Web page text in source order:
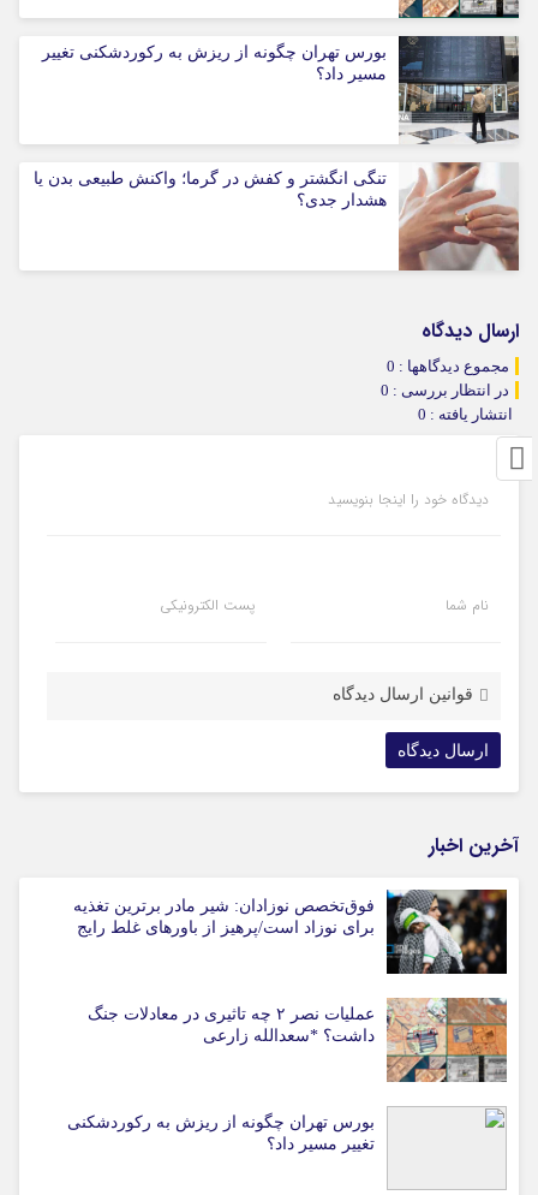
بورس تهران چگونه از ریزش به رکوردشکنی تغییر
مسیر داد؟
تنگی انگشتر و کفش در گرما؛ واکنش طبیعی بدن یا
هشدار جدی؟
ارسال دیدگاه
مجموع دیدگاهها : 0
در انتظار بررسی : 0
انتشار یافته : 0
دیدگاه خود را اینجا بنویسید
نام شما پست الکترونیکی
قوانین ارسال دیدگاه
آخرین اخبار
فوق‌تخصص نوزادان: شیر مادر برترین تغذیه
برای نوزاد است/پرهیز از باورهای غلط رایج
عملیات نصر ۲ چه تاثیری در معادلات جنگ
داشت؟ *سعدالله زارعی
بورس تهران چگونه از ریزش به رکوردشکنی
تغییر مسیر داد؟